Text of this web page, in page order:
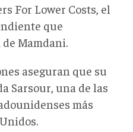
For Lower Costs, el
que
Mamdani.
aseguran que su
Sarsour, una de las
más